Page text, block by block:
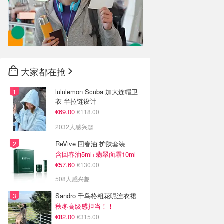
大家都在抢
lululemon Scuba 加大连帽卫
衣 半拉链设计
€69.00 €118.00
2032人感兴趣
ReVive 回春油 护肤套装
含回春油5ml+翡翠面霜10ml
€57.60 €130.00
508人感兴趣
Sandro 千鸟格粗花呢连衣裙
秋冬高级感担当！！
€82.00 €315.00